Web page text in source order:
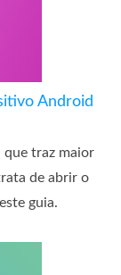
Android
que traz maior
de abrir o
guia.